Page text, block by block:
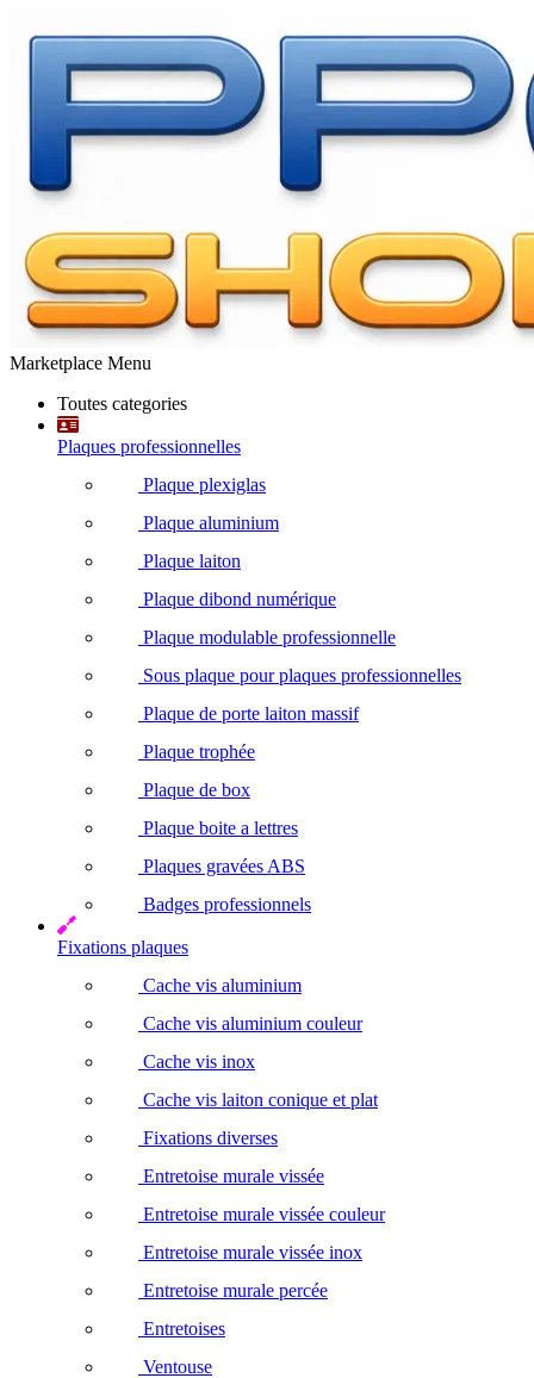
Marketplace Menu
Toutes categories
Plaques professionnelles
Plaque plexiglas
Plaque aluminium
Plaque laiton
Plaque dibond numérique
Plaque modulable professionnelle
Sous plaque pour plaques professionnelles
Plaque de porte laiton massif
Plaque trophée
Plaque de box
Plaque boite a lettres
Plaques gravées ABS
Badges professionnels
Fixations plaques
Cache vis aluminium
Cache vis aluminium couleur
Cache vis inox
Cache vis laiton conique et plat
Fixations diverses
Entretoise murale vissée
Entretoise murale vissée couleur
Entretoise murale vissée inox
Entretoise murale percée
Entretoises
Ventouse